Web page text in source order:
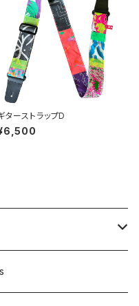
ターストラップD